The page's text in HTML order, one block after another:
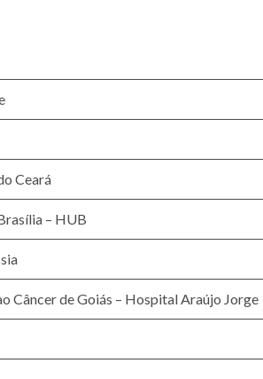
Ceará
– HUB
Câncer de Goiás – Hospital Araújo Jorge